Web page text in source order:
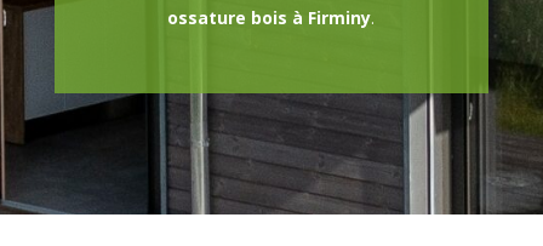
ossature bois à Firminy.